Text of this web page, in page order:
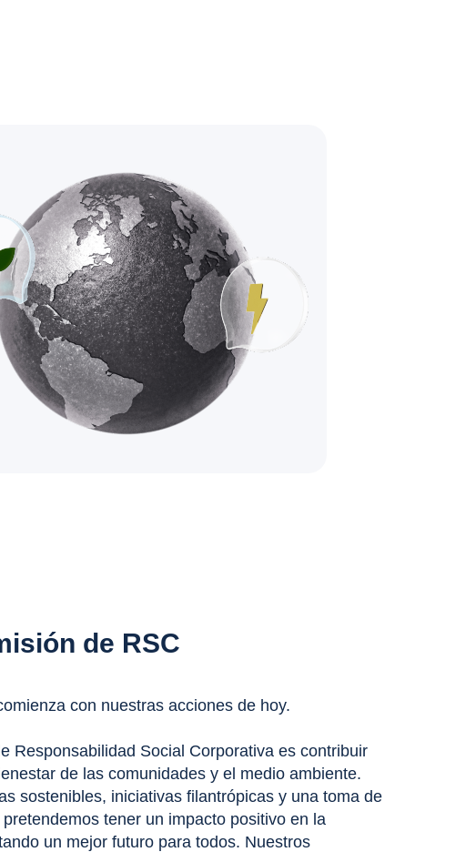
de RSC
con nuestras acciones de hoy.
Responsabilidad Social Corporativa es contribuir
de las comunidades y el medio ambiente.
sostenibles, iniciativas filantrópicas y una toma de
tener un impacto positivo en la
un mejor futuro para todos. Nuestros